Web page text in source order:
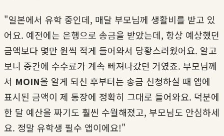
"일본에서 유학 중인데, 매달 부모님께 생활비를 받고 있
어요. 예전에는 은행으로 송금을 받았는데, 항상 예상했던
금액보다 몇만 원씩 적게 들어와서 당황스러웠어요. 알고
보니 중간에 수수료가 계속 빠져나갔던 거였죠. 부모님께
서 MOIN을 알게 되신 후부터는 송금 신청하실 때 앱에
표시된 금액이 제 통장에 정확히 그대로 들어와요. 덕분에
한 달 예산을 짜기도 훨씬 수월해졌고, 부모님도 안심하세
요. 정말 유학생 필수 앱이에요!"